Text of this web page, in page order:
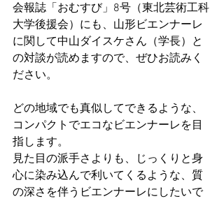
会報誌「おむすび」8号（東北芸術工科
大学後援会）にも、山形ビエンナーレ
に関して中山ダイスケさん（学長）と
の対談が読めますので、ぜひお読みく
ださい。
どの地域でも真似してできるような、
コンパクトでエコなビエンナーレを目
指します。
見た目の派手さよりも、じっくりと身
心に染み込んで利いてくるような、質
の深さを伴うビエンナーレにしたいで